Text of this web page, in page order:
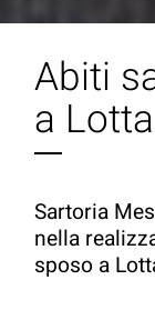
Abiti
a Lotta
Sartoria
nella
sposo a